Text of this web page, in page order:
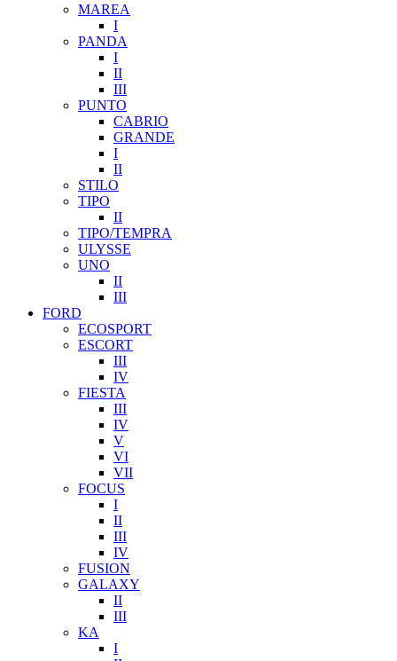
MAREA
I
PANDA
I
II
III
PUNTO
CABRIO
GRANDE
I
II
STILO
TIPO
II
TIPO/TEMPRA
ULYSSE
UNO
II
III
FORD
ECOSPORT
ESCORT
III
IV
FIESTA
III
IV
V
VI
VII
FOCUS
I
II
III
IV
FUSION
GALAXY
II
III
KA
I